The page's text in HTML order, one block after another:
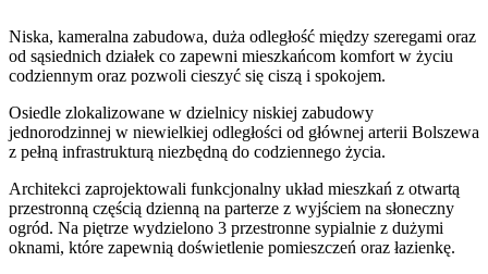
Niska, kameralna zabudowa, duża odległość między szeregami oraz
od sąsiednich działek co zapewni mieszkańcom komfort w życiu
codziennym oraz pozwoli cieszyć się ciszą i spokojem.
Osiedle zlokalizowane w dzielnicy niskiej zabudowy
jednorodzinnej w niewielkiej odległości od głównej arterii Bolszewa
z pełną infrastrukturą niezbędną do codziennego życia.
Architekci zaprojektowali funkcjonalny układ mieszkań z otwartą
przestronną częścią dzienną na parterze z wyjściem na słoneczny
ogród. Na piętrze wydzielono 3 przestronne sypialnie z dużymi
oknami, które zapewnią doświetlenie pomieszczeń oraz łazienkę.